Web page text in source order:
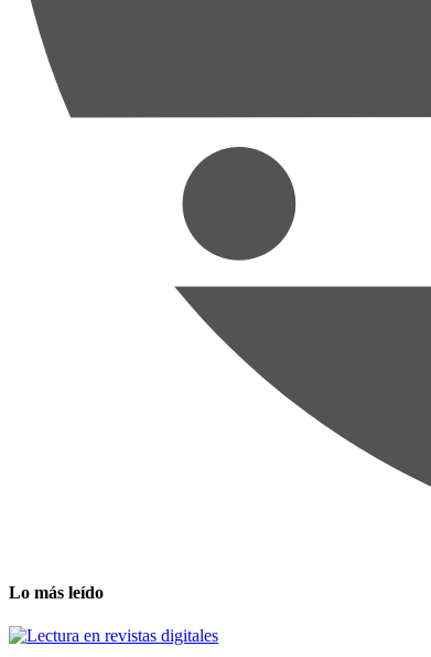
Lo más leído